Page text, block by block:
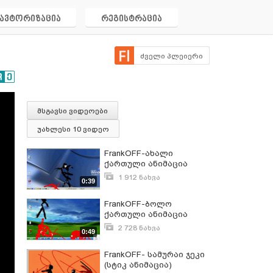
ავტორიზაცია რეგისტრაცია
ძველი პლეიერი
მსგავსი ვიდეოები
უახლესი 10 ვიდეო
0:39
FrankOFF-ახალი
ქართული ანიმაცია
სტიკზე (დესკტოპის
1 912 ნახვა
0:49
FrankOFF-ბოლო
ქართული ანიმაცია
სტიკზე (დესკტოპის
2 728 ნახვა
FrankOFF- სამურაი ჯეკი
(სტიკ ანიმაცია)